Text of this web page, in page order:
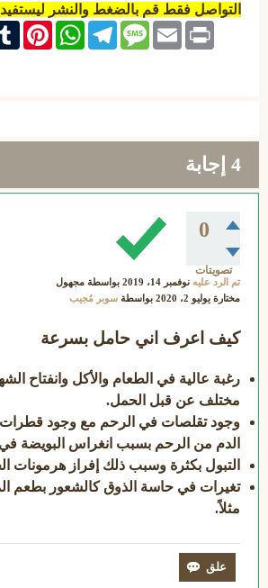
التواصل فقط قم بالضغط والنشر
Pinterest
WhatsAppTelegramMessageEmail Print
4 إجابة
0
تصويتات
تم الرد عليه نوفمبر 14، 2019 بواسطة مجهول
مختارة يوليو 2، 2020 بواسطة سوبر مُجيب
كيف اعرف اني حامل بسرعة
رغبة عالية في الطعام والأكل وانفتاح
مختلف عن قبل الحمل.
وجود تقلصات في الرحم مع وجود
الدم من الرحم بسبب انغراس البويضة
التبول بكثرة وسبب ذلك إفراز هرمونات
تغيرات في حاسة الذوق كالشعور بطعم
مثلاً.